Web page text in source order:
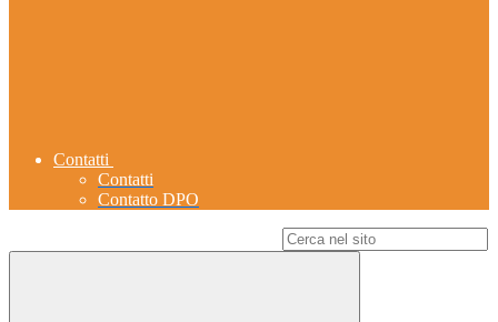
Contatti
Contatti
Contatto DPO